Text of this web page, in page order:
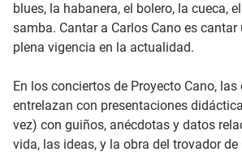
blues, la habanera, el bolero, la cueca,
samba. Cantar a Carlos Cano es cantar
plena vigencia en la actualidad.
En los conciertos de Proyecto Cano,
entrelazan con presentaciones
vez) con guiños, anécdotas y datos
vida, las ideas, y la obra del trovador de